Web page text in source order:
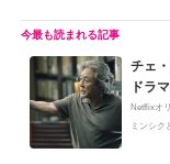
チェ
ドラ
Netflixオ
ミンシク